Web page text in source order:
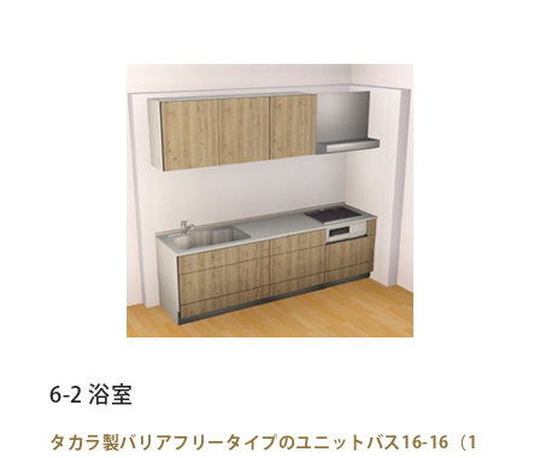
6-2 浴室
タカラ製バリアフリータイプのユニットバス16-16（1